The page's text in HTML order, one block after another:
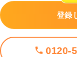
登録
0120-